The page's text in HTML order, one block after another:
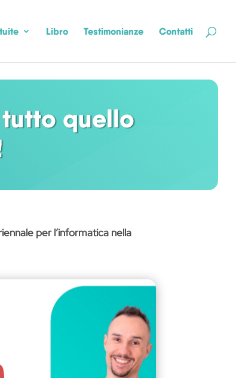
Libro Testimonianze Contatti
tutto quello
per l’informatica nella